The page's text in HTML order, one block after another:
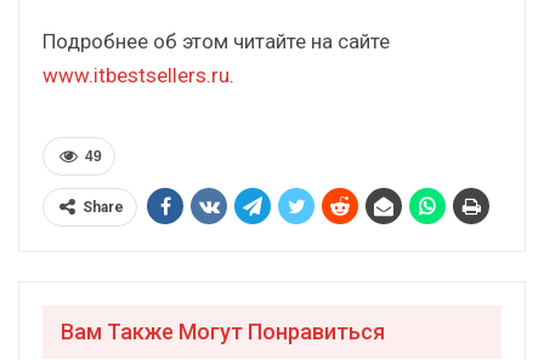
Подробнее об этом читайте на сайте
www.itbestsellers.ru.
49
Share
Вам Также Могут Понравиться